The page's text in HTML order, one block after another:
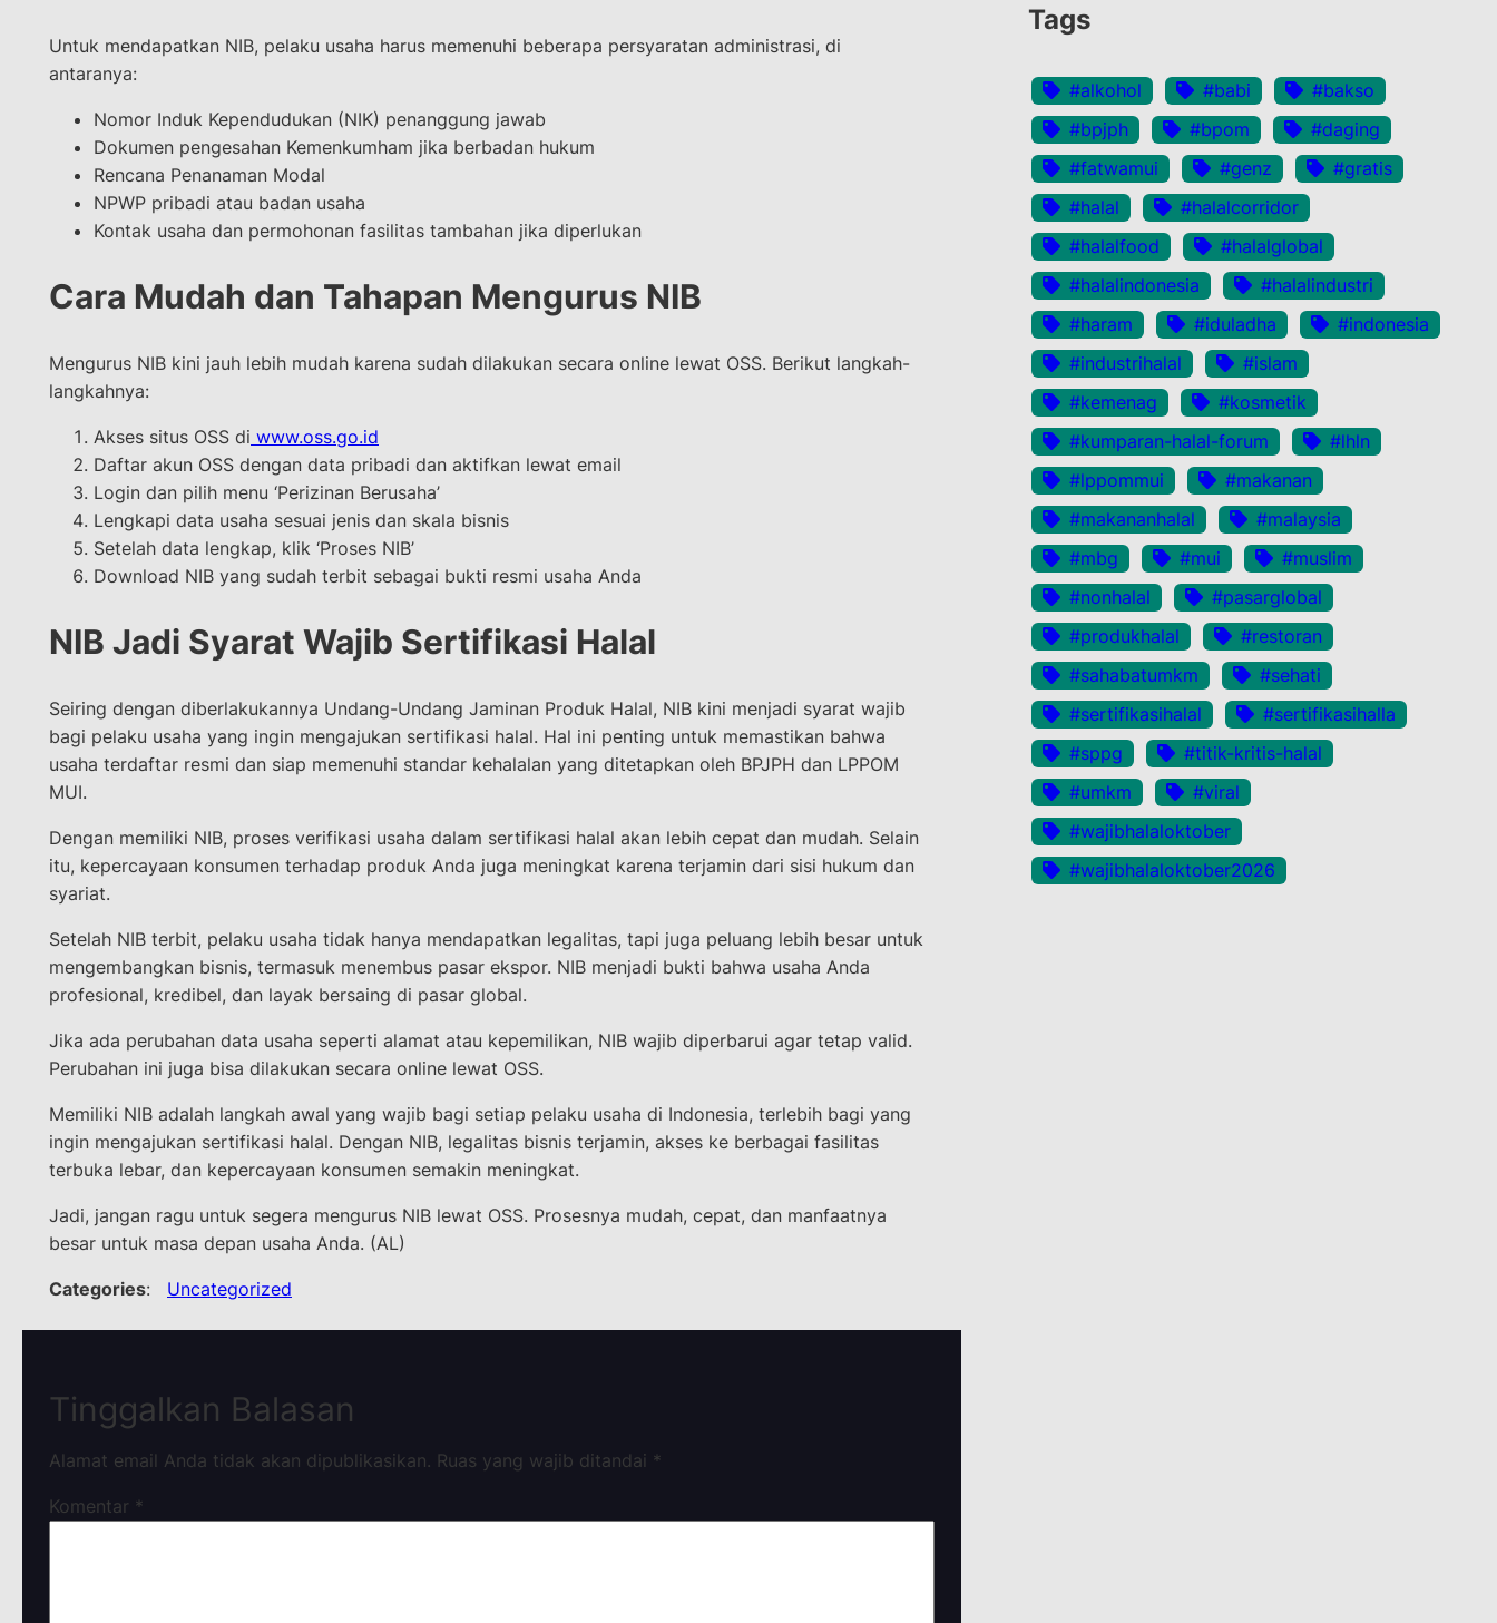
Untuk mendapatkan NIB, pelaku usaha harus memenuhi beberapa persyaratan administrasi, di
antaranya:
Nomor Induk Kependudukan (NIK) penanggung jawab
Dokumen pengesahan Kemenkumham jika berbadan hukum
Rencana Penanaman Modal
NPWP pribadi atau badan usaha
Kontak usaha dan permohonan fasilitas tambahan jika diperlukan
Cara Mudah dan Tahapan Mengurus NIB
Mengurus NIB kini jauh lebih mudah karena sudah dilakukan secara online lewat OSS. Berikut langkah-
langkahnya:
Akses situs OSS di www.oss.go.id
Daftar akun OSS dengan data pribadi dan aktifkan lewat email
Login dan pilih menu ‘Perizinan Berusaha’
Lengkapi data usaha sesuai jenis dan skala bisnis
Setelah data lengkap, klik ‘Proses NIB’
Download NIB yang sudah terbit sebagai bukti resmi usaha Anda
NIB Jadi Syarat Wajib Sertifikasi Halal
Seiring dengan diberlakukannya Undang-Undang Jaminan Produk Halal, NIB kini menjadi syarat wajib
bagi pelaku usaha yang ingin mengajukan sertifikasi halal. Hal ini penting untuk memastikan bahwa
usaha terdaftar resmi dan siap memenuhi standar kehalalan yang ditetapkan oleh BPJPH dan LPPOM
MUI.
Dengan memiliki NIB, proses verifikasi usaha dalam sertifikasi halal akan lebih cepat dan mudah. Selain
itu, kepercayaan konsumen terhadap produk Anda juga meningkat karena terjamin dari sisi hukum dan
syariat.
Setelah NIB terbit, pelaku usaha tidak hanya mendapatkan legalitas, tapi juga peluang lebih besar untuk
mengembangkan bisnis, termasuk menembus pasar ekspor. NIB menjadi bukti bahwa usaha Anda
profesional, kredibel, dan layak bersaing di pasar global.
Jika ada perubahan data usaha seperti alamat atau kepemilikan, NIB wajib diperbarui agar tetap valid.
Perubahan ini juga bisa dilakukan secara online lewat OSS.
Memiliki NIB adalah langkah awal yang wajib bagi setiap pelaku usaha di Indonesia, terlebih bagi yang
ingin mengajukan sertifikasi halal. Dengan NIB, legalitas bisnis terjamin, akses ke berbagai fasilitas
terbuka lebar, dan kepercayaan konsumen semakin meningkat.
Jadi, jangan ragu untuk segera mengurus NIB lewat OSS. Prosesnya mudah, cepat, dan manfaatnya
besar untuk masa depan usaha Anda. (AL)
Categories: Uncategorized
Tinggalkan Balasan
Alamat email Anda tidak akan dipublikasikan. Ruas yang wajib ditandai *
Komentar *
Tags
#alkohol #babi
#bakso
#bpjph
#bpom
#daging
#fatwamui
#genz
#gratis
#halal
#halalcorridor
#halalfood
#halalglobal
#halalindonesia
#halalindustri
#haram
#iduladha
#indonesia
#industrihalal
#islam
#kemenag
#kosmetik
#kumparan-halal-forum
#lhln
#lppommui
#makanan
#makananhalal
#malaysia
#mbg
#mui
#muslim
#nonhalal
#pasarglobal
#produkhalal
#restoran
#sahabatumkm
#sehati
#sertifikasihalal
#sertifikasihalla
#sppg
#titik-kritis-halal
#umkm
#viral
#wajibhalaloktober
#wajibhalaloktober2026